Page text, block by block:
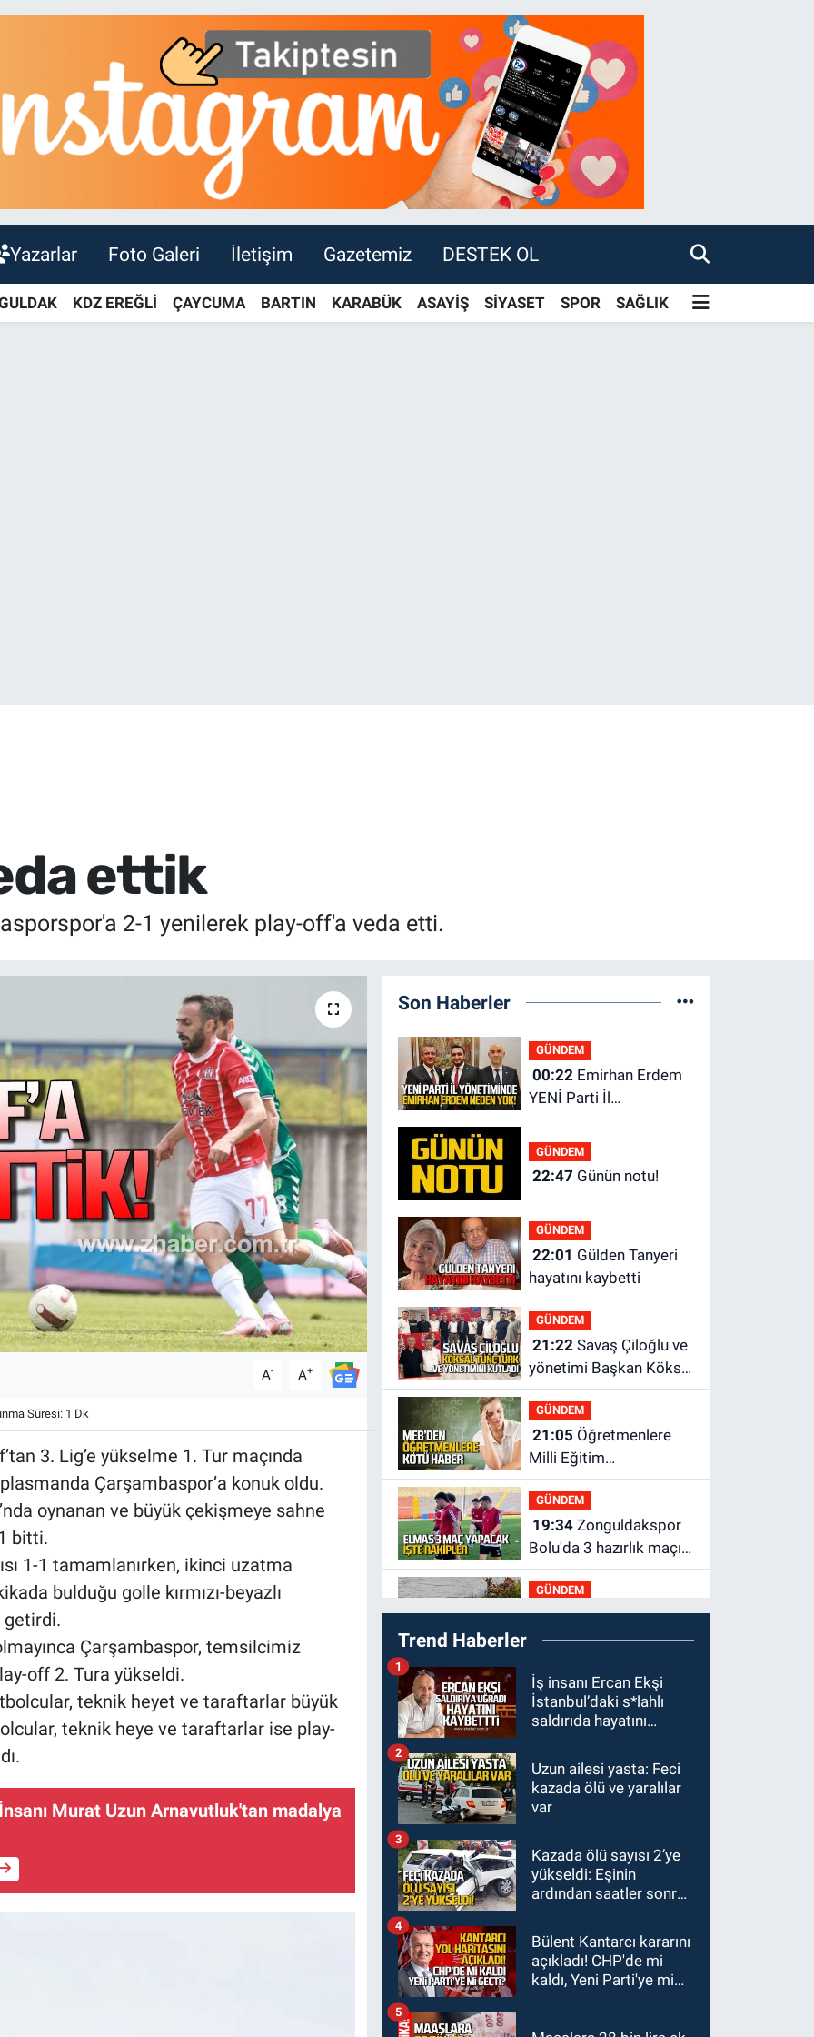
Yazarlar Foto Galeri İletişim Gazetemiz DESTEK OL
KDZ EREĞLİ ÇAYCUMA BARTIN KARABÜK ASAYİŞ SİYASET SPOR SAĞLIK
ettik
2-1 yenilerek play-off'a veda etti.
A- A+
Süresi: 1 Dk
3. Lig’e yükselme 1. Tur maçında
Çarşambaspor’a konuk oldu.
oynanan ve büyük çekişmeye sahne
bitti.
1-1 tamamlanırken, ikinci uzatma
bulduğu golle kırmızı-beyazlı
getirdi.
Çarşambaspor, temsilcimiz
off 2. Tura yükseldi.
teknik heyet ve taraftarlar büyük
teknik heye ve taraftarlar ise play-
Murat Uzun Arnavutluk'tan madalya
Son Haberler
GÜNDEM
00:22Emirhan Erdem
YENİ Parti İl
yönetiminden neden
yok?
GÜNDEM
22:47 Günün notu!
GÜNDEM
22:01
hayatını kaybetti
GÜNDEM
21:22Savaş Çiloğlu ve
yönetimi Başkan Köksal
Tunçtürk’ü kutladı
GÜNDEM
21:05
Milli Eğitim
Bakanlığı'ndan kötü
haber
GÜNDEM
19:34Zonguldakspor
Bolu'da 3 hazırlık maçı
oynayacak... İşte
rakipler...
GÜNDEM
19:27Çaycuma
ırmağında görüldü:
yaşadı
GÜNDEM
19:12TMO kabuklu
fındık alım fiyatlarını
GÜNDEM
18:52Zonguldak'ta
pitbul köpek anne ve
Tedavi altındalar
GÜNDEM
18:44Zonguldak'ta
araç yayaya çarptı: Ağır
altına alındı
Trend Haberler
İş insanı Ercan Ekşi
İstanbul’daki s*lahlı
saldırıda hayatını
1
Uzun ailesi yasta: Feci
kazada ölü ve yaralılar
var
2
Kazada ölü sayısı 2’ye
yükseldi: Eşinin
ardından saatler sonra
kaybetti
3
Bülent Kantarcı kararını
açıkladı! CHP'de mi
kaldı, Yeni Parti'ye mi
4
5